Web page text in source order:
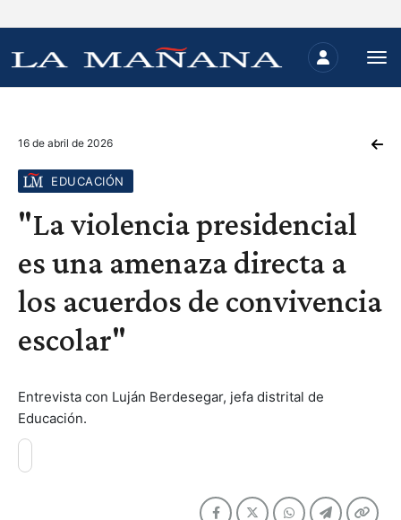
16 de abril de 2026
EDUCACIÓN
"La violencia presidencial
es una amenaza directa a
los acuerdos de convivencia
escolar"
Entrevista con Luján Berdesegar, jefa distrital de
Educación.